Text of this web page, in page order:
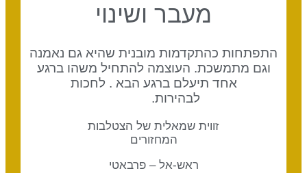
מעבר ושינוי
התפתחות כהתקדמות מובנית שהיא גם נאמנה
וגם מתמשכת. העוצמה להתחיל משהו ברגע
אחד תיעלם ברגע הבא . לחכות
לבהירות.
זווית שמאלית של הצטלבות
המחזורים
ראש-אל – פרבאטי